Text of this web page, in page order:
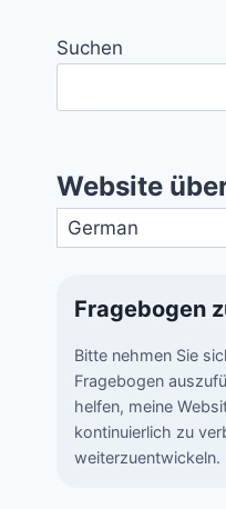
Suchen
Website
Fragebogen
Bitte nehmen Sie
Fragebogen
helfen, meine
kontinuierlich zu
weiterzuentwickeln.